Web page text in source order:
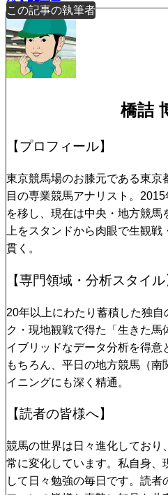
この記事の執筆者
橋詰
【プロフィール】
東京競馬場のお膝元である東京
目の専業競馬アナリスト。
を移し、現在は中央・地方競馬
上をスタンドから肉眼で生観
貫く。
【専門領域・分析スタイル
20年以上にわたり蓄積した独
ク・現地観戦で得た「生きた馬
イブリッドなデータ分析を得意
もちろん、平日の地方競馬（南
イニングにも深く精通。
【読者の皆様へ】
競馬の世界は日々進化しており
常に変化しています。私自身、
して日々勉強の毎日です。読